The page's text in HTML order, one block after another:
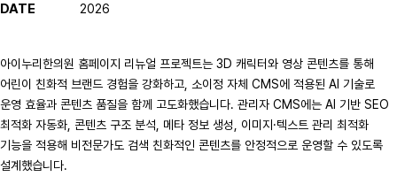
DATE 2026
아이누리한의원 홈페이지 리뉴얼 프로젝트는 3D 캐릭터와 영상 콘텐츠를 통해
어린이 친화적 브랜드 경험을 강화하고, 소이정 자체 CMS에 적용된 AI 기술로
운영 효율과 콘텐츠 품질을 함께 고도화했습니다. 관리자 CMS에는 AI 기반 SEO
최적화 자동화, 콘텐츠 구조 분석, 메타 정보 생성, 이미지·텍스트 관리 최적화
기능을 적용해 비전문가도 검색 친화적인 콘텐츠를 안정적으로 운영할 수 있도록
설계했습니다.